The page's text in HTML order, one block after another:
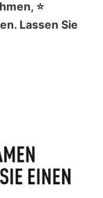
⭐
Lassen Sie